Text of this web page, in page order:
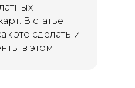
В статье
это сделать и
в этом